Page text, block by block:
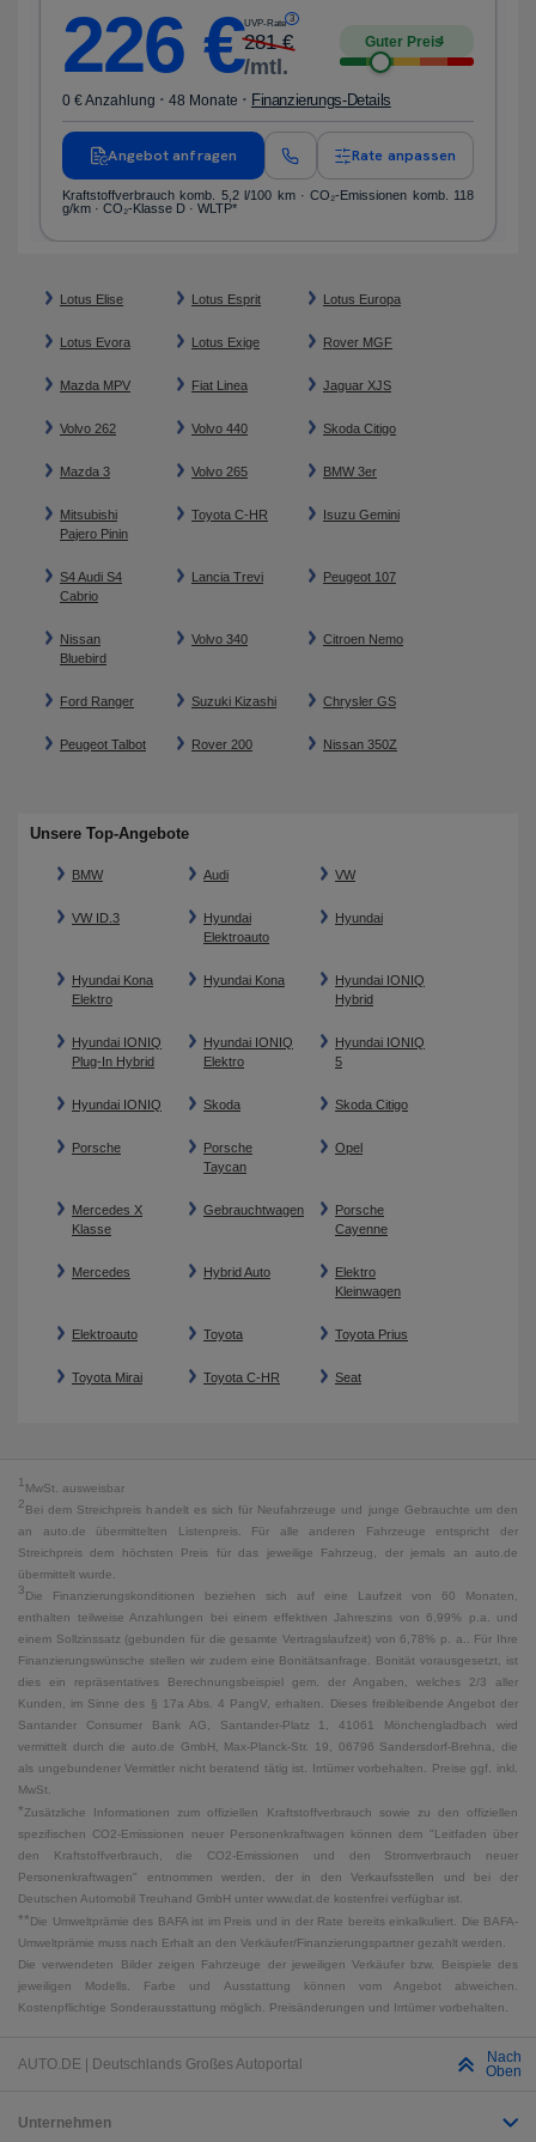
226 €UVP-Rate 3
281€
/mtl.
Guter Preis4
0 € Anzahlung · 48 Monate · Finanzierungs-Details
Angebot anfragen Rate anpassen
Kraftstoffverbrauch komb. 5,2 l/100 km · CO₂-Emissionen komb. 118
g/km · CO₂-Klasse D · WLTP*
Lotus Elise Lotus Esprit Lotus Europa
Lotus Evora Lotus Exige Rover MGF
Mazda MPV Fiat Linea Jaguar XJS
Volvo 262 Volvo 440 Skoda Citigo
Mazda 3 Volvo 265 BMW 3er
Mitsubishi
Pajero Pinin
Toyota C-HR Isuzu Gemini
S4 Audi S4
Cabrio
Lancia Trevi Peugeot 107
Nissan
Bluebird
Volvo 340 Citroen Nemo
Ford Ranger Suzuki Kizashi Chrysler GS
Peugeot Talbot Rover 200 Nissan 350Z
Unsere Top-Angebote
BMW Audi VW
VW ID.3
Hyundai
Elektroauto
Hyundai
Hyundai Kona
Elektro
Hyundai Kona
Hyundai IONIQ
Hybrid
Hyundai IONIQ
Plug-In Hybrid
Hyundai IONIQ
Elektro
Hyundai IONIQ
5
Hyundai IONIQ Skoda Skoda Citigo
Porsche
Porsche
Taycan
Opel
Mercedes X
Klasse
Gebrauchtwagen
Porsche
Cayenne
Mercedes Hybrid Auto
Elektro
Kleinwagen
Elektroauto Toyota Toyota Prius
Toyota Mirai Toyota C-HR Seat
1 MwSt. ausweisbar
2Bei dem Streichpreis handelt es sich für Neufahrzeuge und junge Gebrauchte um den
an auto.de übermittelten Listenpreis. Für alle anderen Fahrzeuge entspricht der
Streichpreis dem höchsten Preis für das jeweilige Fahrzeug, der jemals an auto.de
übermittelt wurde.
3Die Finanzierungskonditionen beziehen sich auf eine Laufzeit von 60 Monaten,
enthalten teilweise Anzahlungen bei einem effektiven Jahreszins von 6,99% p.a. und
einem Sollzinssatz (gebunden für die gesamte Vertragslaufzeit) von 6,78% p. a.. Für Ihre
Finanzierungswünsche stellen wir zudem eine Bonitätsanfrage. Bonität vorausgesetzt, ist
dies ein repräsentatives Berechnungsbeispiel gem. der Angaben, welches 2/3 aller
Kunden, im Sinne des § 17a Abs. 4 PangV, erhalten. Dieses freibleibende Angebot der
Santander Consumer Bank AG, Santander-Platz 1, 41061 Mönchengladbach wird
vermittelt durch die auto.de GmbH, Max-Planck-Str. 19, 06796 Sandersdorf-Brehna, die
als ungebundener Vermittler nicht beratend tätig ist. Irrtümer vorbehalten. Preise ggf. inkl.
MwSt.
*Zusätzliche Informationen zum offiziellen Kraftstoffverbrauch sowie zu den offiziellen
spezifischen CO2-Emissionen neuer Personenkraftwagen können dem "Leitfaden über
den Kraftstoffverbrauch, die CO2-Emissionen und den Stromverbrauch neuer
Personenkraftwagen" entnommen werden, der in den Verkaufsstellen und bei der
Deutschen Automobil Treuhand GmbH unter www.dat.de kostenfrei verfügbar ist.
**Die Umweltprämie des BAFA ist im Preis und in der Rate bereits einkalkuliert. Die BAFA-
Umweltprämie muss nach Erhalt an den Verkäufer/Finanzierungspartner gezahlt werden.
Die verwendeten Bilder zeigen Fahrzeuge der jeweiligen Verkäufer bzw. Beispiele des
jeweiligen Modells. Farbe und Ausstattung können vom Angebot abweichen.
Kostenpflichtige Sonderausstattung möglich. Preisänderungen und Irrtümer vorbehalten.
AUTO.DE | Deutschlands Großes Autoportal
Nach
Oben
Unternehmen